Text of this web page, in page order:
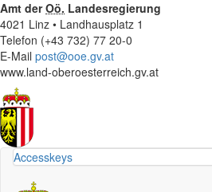
Amt derOö. Landesregierung
4021 Linz • Landhausplatz 1
Telefon (+43 732) 77 20-0
E-Mail post@ooe.gv.at
www.land-oberoesterreich.gv.at
Accesskeys